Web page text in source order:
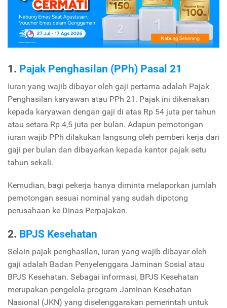
1. Pajak Penghasilan (PPh) Pasal 21
Iuran yang wajib dibayar oleh gaji pertama adalah Pajak
Penghasilan karyawan atau PPh 21. Pajak ini dikenakan
kepada karyawan dengan gaji di atas Rp 54 juta per tahun
atau setara Rp 4,5 juta per bulan. Adapun pemotongan
iuran wajib PPh dilakukan langsung oleh pemberi kerja dari
gaji per bulan dan dibayarkan kepada kantor pajak setu
tahun sekali.
Kemudian, bagi pekerja hanya diminta melaporkan jumlah
pemotongan sesuai nominal yang sudah dipotong
perusahaan ke Dinas Perpajakan.
2. BPJS Kesehatan
Selain pajak penghasilan, iuran yang wajib dibayar oleh
gaji adalah Badan Penyelenggara Jaminan Sosial atau
BPJS Kesehatan. Sebagai informasi, BPJS Kesehatan
merupakan pengelola program Jaminan Kesehatan
Nasional (JKN) yang diselenggarakan pemerintah untuk